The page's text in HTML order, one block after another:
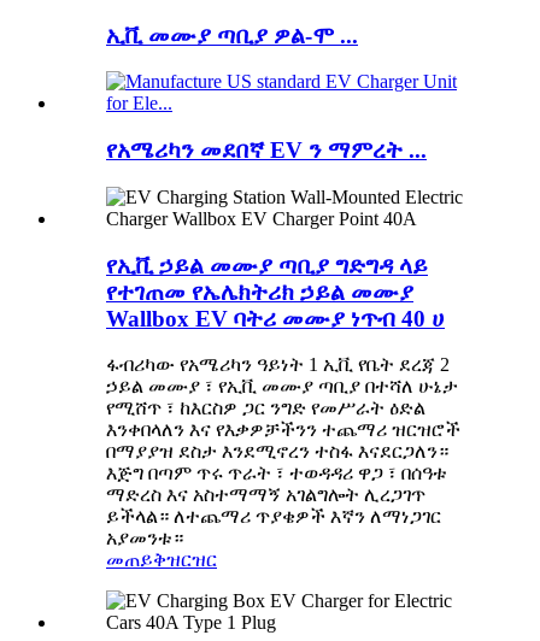
ኢቪ መሙያ ጣቢያ ዎል-ሞ ...
የአሜሪካን መደበኛ EV ን ማምረት ...
የኢቪ ኃይል መሙያ ጣቢያ ግድግዳ ላይ
የተገጠመ የኤሌክትሪክ ኃይል መሙያ
Wallbox EV ባትሪ መሙያ ነጥብ 40 ሀ
ፋብሪካው የአሜሪካን ዓይነት 1 ኢቪ የቤት ደረጃ 2
ኃይል መሙያ ፣ የኢቪ መሙያ ጣቢያ በተሻለ ሁኔታ
የሚሸጥ ፣ ከእርስዎ ጋር ንግድ የመሥራት ዕድል
እንቀበላለን እና የእቃዎቻችንን ተጨማሪ ዝርዝሮች
በማያያዝ ደስታ እንደሚኖረን ተስፋ እናደርጋለን።
እጅግ በጣም ጥሩ ጥራት ፣ ተወዳዳሪ ዋጋ ፣ በሰዓቱ
ማድረስ እና አስተማማኝ አገልግሎት ሊረጋገጥ
ይችላል። ለተጨማሪ ጥያቄዎች እኛን ለማነጋገር
አያመንቱ።
መጠይቅዝርዝር